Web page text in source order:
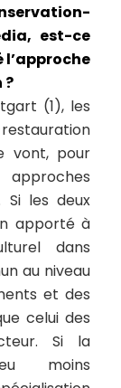
est-ce
l’approche
(1), les
vont, pour
Si les deux
apporté à
dans
au niveau
et des
celui des
Si la
moins